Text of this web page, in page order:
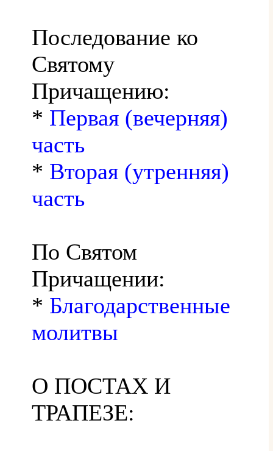
Последование ко
Святому
Причащению:
* Первая (вечерняя)
часть
* Вторая (утренняя)
часть
По Святом
Причащении:
* Благодарственные
молитвы
О ПОСТАХ И
ТРАПЕЗЕ: